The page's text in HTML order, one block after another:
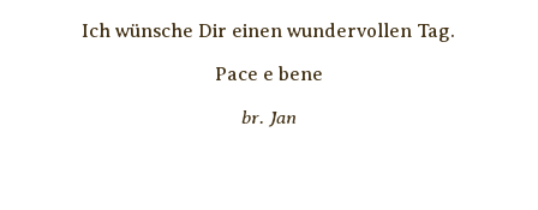
Ich wünsche Dir einen wundervollen Tag.
Pace e bene
br. Jan